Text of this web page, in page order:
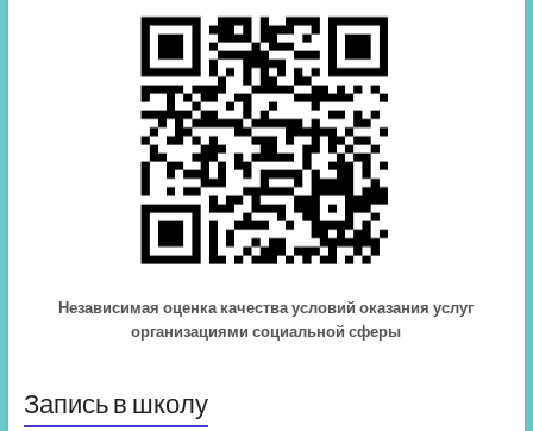
Независимая оценка качества условий оказания услуг
организациями социальной сферы
Запись в школу